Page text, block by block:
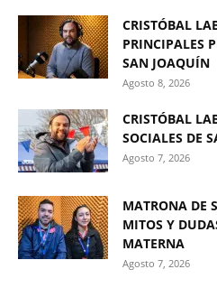
CRISTÓBAL
PRINCIPALES
SAN JOAQUÍN
Agosto 8, 2026
CRISTÓBAL
SOCIALES DE
Agosto 7, 2026
MATRONA DE
MITOS Y
MATERNA
Agosto 7, 2026